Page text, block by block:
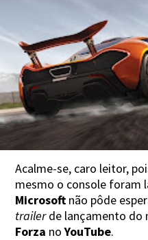
Acalme-se, caro leitor,
mesmo o console foram
Microsoft não pôde
trailerde lançamento do
Forza noYouTube.